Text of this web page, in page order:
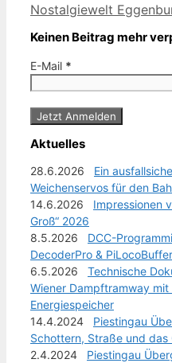
Nostalgiewelt
Keinen Beitrag mehr
E-Mail *
Aktuelles
28.6.2026 Ein
Weichenservos für den
14.6.2026 Impressionen
Groß“ 2026
8.5.2026 DCC-
DecoderPro &
6.5.2026 Technische
Wiener Dampftramway
Energiespeicher
14.4.2024 Piestingau
Schottern, Straße und das
2.4.2024 Piestingau